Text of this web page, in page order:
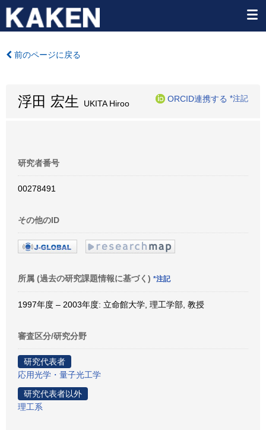
前のページに戻る
浮田 宏生 UKITA Hiroo
ORCID連携する *注記
研究者番号
00278491
その他のID
所属 (過去の研究課題情報に基づく) *注記
1997年度 – 2003年度: 立命館大学, 理工学部, 教授
審査区分/研究分野
研究代表者
応用光学・量子光工学
研究代表者以外
理工系